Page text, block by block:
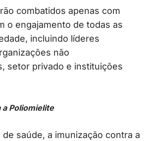
combatidos apenas com
o engajamento de todas as
incluindo líderes
não
setor privado e instituições
a Poliomielite
saúde, a imunização contra a